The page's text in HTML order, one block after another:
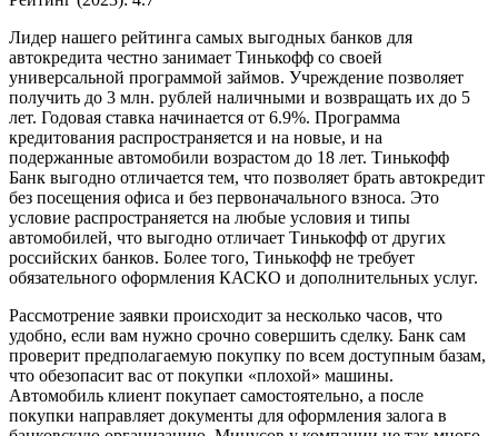
Лидер нашего рейтинга самых выгодных банков для
автокредита честно занимает Тинькофф со своей
универсальной программой займов. Учреждение позволяет
получить до 3 млн. рублей наличными и возвращать их до 5
лет. Годовая ставка начинается от 6.9%. Программа
кредитования распространяется и на новые, и на
подержанные автомобили возрастом до 18 лет. Тинькофф
Банк выгодно отличается тем, что позволяет брать автокредит
без посещения офиса и без первоначального взноса. Это
условие распространяется на любые условия и типы
автомобилей, что выгодно отличает Тинькофф от других
российских банков. Более того, Тинькофф не требует
обязательного оформления КАСКО и дополнительных услуг.
Рассмотрение заявки происходит за несколько часов, что
удобно, если вам нужно срочно совершить сделку. Банк сам
проверит предполагаемую покупку по всем доступным базам,
что обезопасит вас от покупки «плохой» машины.
Автомобиль клиент покупает самостоятельно, а после
покупки направляет документы для оформления залога в